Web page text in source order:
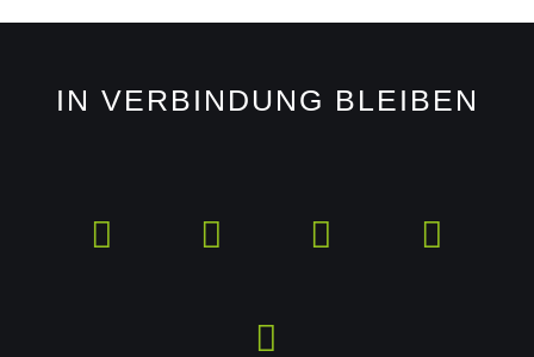
IN VERBINDUNG BLEIBEN